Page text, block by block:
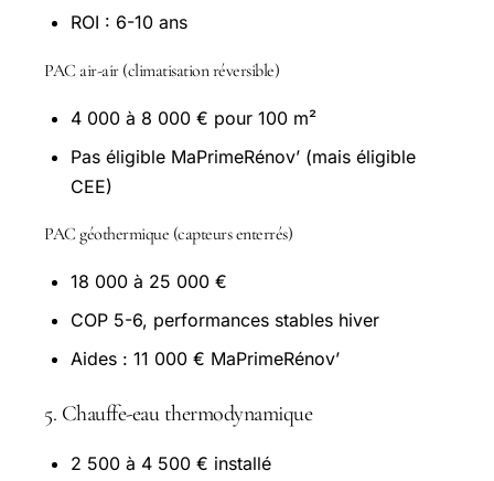
ROI : 6-10 ans
PAC air-air (climatisation réversible)
4 000 à 8 000 € pour 100 m²
Pas éligible MaPrimeRénov’ (mais éligible
CEE)
PAC géothermique (capteurs enterrés)
18 000 à 25 000 €
COP 5-6, performances stables hiver
Aides : 11 000 € MaPrimeRénov’
5. Chauffe-eau thermodynamique
2 500 à 4 500 € installé